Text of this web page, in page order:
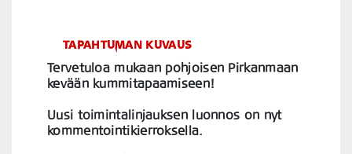
TAPAHTUMAN KUVAUS
Tervetuloa mukaan pohjoisen Pirkanmaan
kevään kummitapaamiseen!
Uusi toimintalinjauksen luonnos on nyt
kommentointikierroksella.